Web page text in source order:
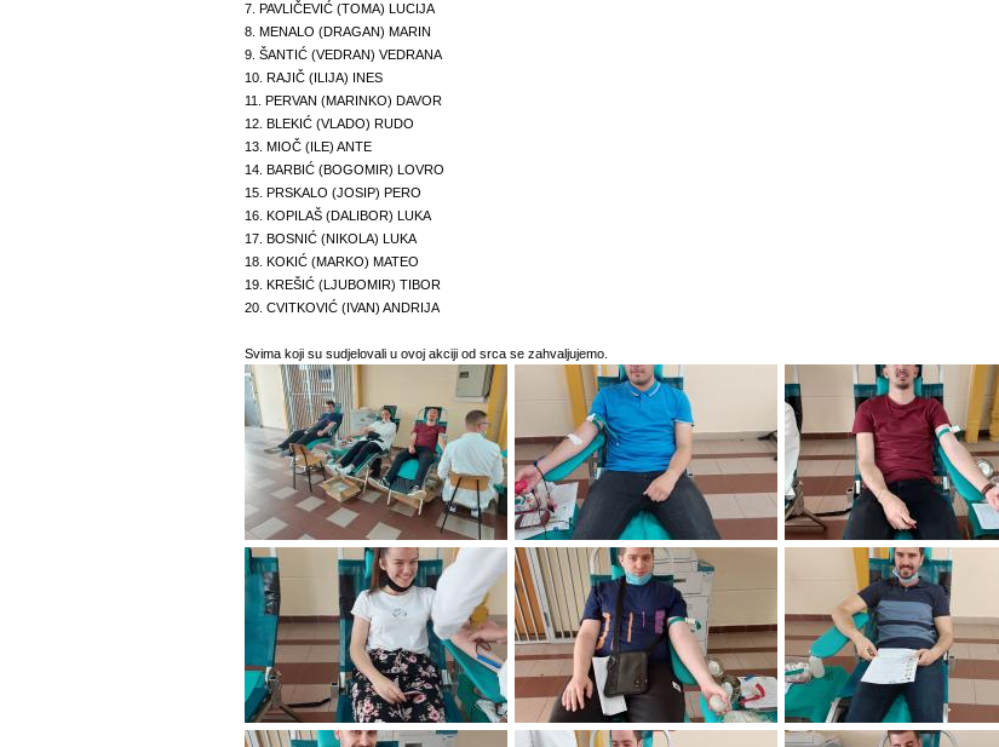
7. PAVLIČEVIĆ (TOMA) LUCIJA
8. MENALO (DRAGAN) MARIN
9. ŠANTIĆ (VEDRAN) VEDRANA
10. RAJIČ (ILIJA) INES
11.
PERVAN (MARINKO) DAVOR
12. BLEKIĆ (VLADO) RUDO
13. MIOČ (ILE) ANTE
14. BARBIĆ (BOGOMIR) LOVRO
15. PRSKALO (JOSIP) PERO
16. KOPILAŠ (DALIBOR) LUKA
17. BOSNIĆ (NIKOLA) LUKA
18. KOKIĆ (MARKO) MATEO
19. KREŠIĆ (LJUBOMIR) TIBOR
20. CVITKOVIĆ (IVAN) ANDRIJA
Svima koji su sudjelovali u ovoj akciji od srca se zahvaljujemo.